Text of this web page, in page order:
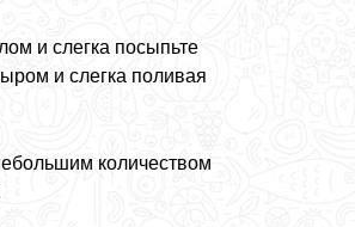
и слегка посыпьте
и слегка поливая
количеством